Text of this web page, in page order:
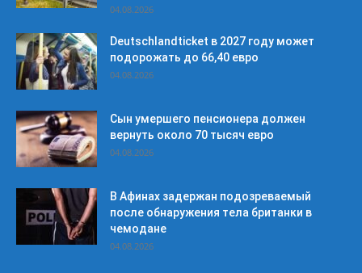
04.08.2026
Deutschlandticket в 2027 году может
подорожать до 66,40 евро
04.08.2026
Сын умершего пенсионера должен
вернуть около 70 тысяч евро
04.08.2026
В Афинах задержан подозреваемый
после обнаружения тела британки в
чемодане
04.08.2026